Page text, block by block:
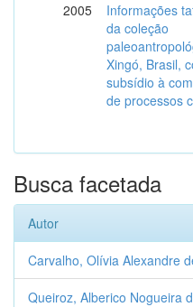
2005
Informações
da coleção
Xingó, Brasil,
subsídio à
de processos
Busca facetada
Autor
Carvalho, Olívia Alexandre
Queiroz, Alberico Nogueira